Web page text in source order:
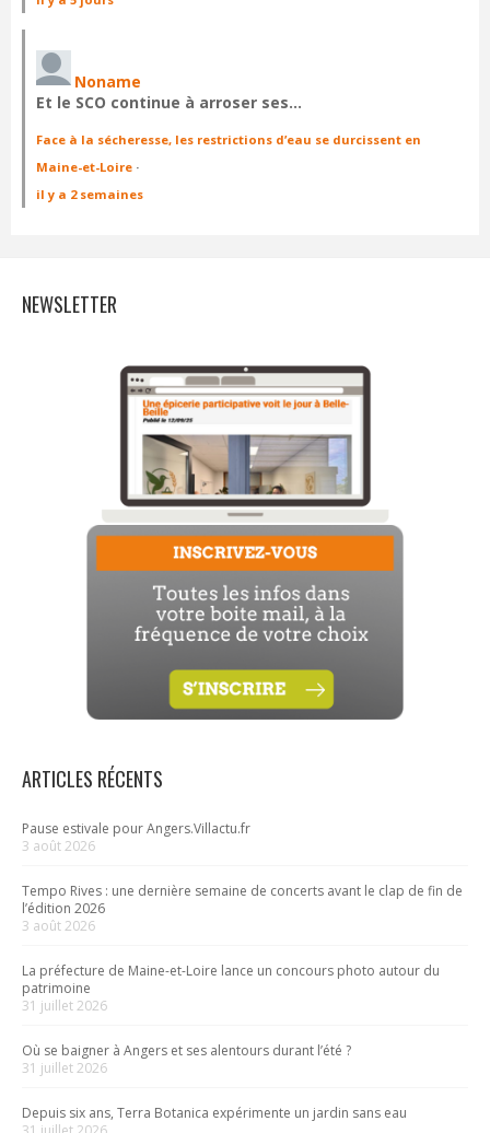
Noname
Et le SCO continue à arroser ses…
Face à la sécheresse, les restrictions d’eau se durcissent en
Maine-et-Loire ·
il y a 2 semaines
NEWSLETTER
ARTICLES RÉCENTS
Pause estivale pour Angers.Villactu.fr
3 août 2026
Tempo Rives : une dernière semaine de concerts avant le clap de fin de
l’édition 2026
3 août 2026
La préfecture de Maine-et-Loire lance un concours photo autour du
patrimoine
31 juillet 2026
Où se baigner à Angers et ses alentours durant l’été ?
31 juillet 2026
Depuis six ans, Terra Botanica expérimente un jardin sans eau